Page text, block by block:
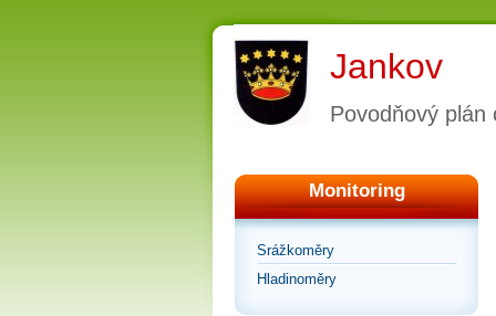
Jankov
Povodňový plán
Monitoring
Srážkoměry
Hladinoměry